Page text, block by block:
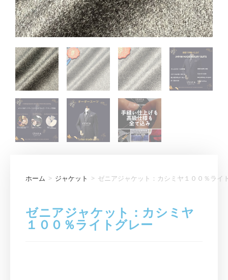
ホーム > ジャケット > ゼニアジャケット：カシミヤ１００％ライ
ゼニアジャケット：カシミヤ
１００％ライトグレー